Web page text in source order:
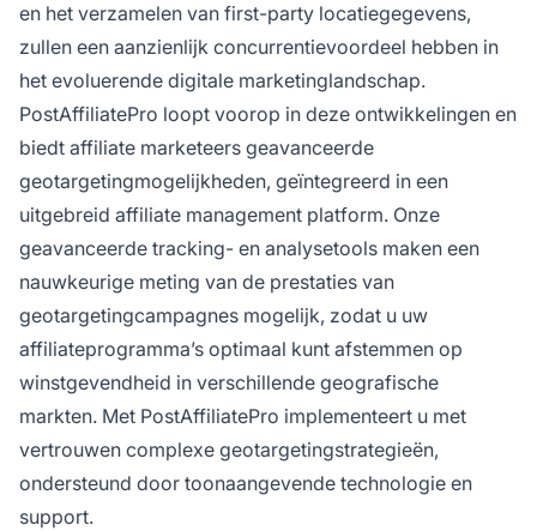
en het verzamelen van first-party locatiegegevens,
zullen een aanzienlijk concurrentievoordeel hebben in
het evoluerende digitale marketinglandschap.
PostAffiliatePro loopt voorop in deze ontwikkelingen en
biedt affiliate marketeers geavanceerde
geotargetingmogelijkheden, geïntegreerd in een
uitgebreid affiliate management platform. Onze
geavanceerde tracking- en analysetools maken een
nauwkeurige meting van de prestaties van
geotargetingcampagnes mogelijk, zodat u uw
affiliateprogramma’s optimaal kunt afstemmen op
winstgevendheid in verschillende geografische
markten. Met PostAffiliatePro implementeert u met
vertrouwen complexe geotargetingstrategieën,
ondersteund door toonaangevende technologie en
support.